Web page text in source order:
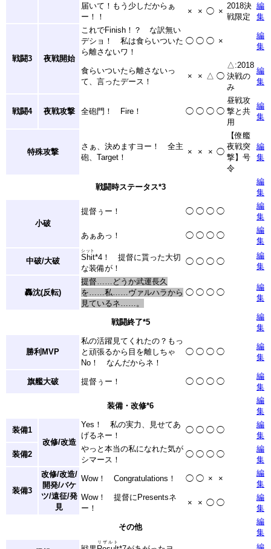
届いて！もう少しだからぁ
ー！！
× × ◯ ×
2018決
戦限定
編
集
戦闘3 夜戦開始
これでFinish！？ な訳無い
デショ！ 私は食らいついた
ら離さないワ！
◯ ◯ ◯ ×
編
集
食らいついたら離さないっ
て、言ったデース！
× × △ ◯
△:2018
決戦の
み
編
集
戦闘4 夜戦攻撃 全砲門！ Fire！ ◯ ◯ ◯ ◯
昼戦攻
撃と共
用
編
集
特殊攻撃
さぁ、決めますヨー！ 全主
砲、Target！
× × × ◯
【僚艦
夜戦突
撃】号
令
編
集
戦闘時ステータス*3
編
集
小破
提督ぅー！ ◯ ◯ ◯ ◯
編
集
あぁあっ！ ◯ ◯ ◯ ◯
編
集
中破/大破 Shit
シット
*4 ！ 提督に貰った大切
な装備が！
◯ ◯ ◯ ◯
編
集
轟沈(反転)
提督……どうか武運長久
を……私……ヴァルハラから
見ているネ……。
◯ ◯ ◯ ◯
編
集
戦闘終了*5
編
集
勝利MVP
私の活躍見てくれたの？もっ
と頑張るから目を離しちゃ
No！ なんだからネ！
◯ ◯ ◯ ◯
編
集
旗艦大破 提督ぅー！ ◯ ◯ ◯ ◯
編
集
装備・改修*6
編
集
装備1
改修/改造
Yes！ 私の実力、見せてあ
げるネー！
◯ ◯ ◯ ◯
編
集
装備2
やっと本当の私になれた気が
シマース！
◯ ◯ ◯ ◯
編
集
装備3
改修/改造/
開発/バケ
ツ/遠征/発
見
Wow！ Congratulations！ ◯ ◯ × ×
編
集
Wow！ 提督にPresentsネ
ー！
× × ◯ ◯
編
集
その他
編
集
リザルト
編